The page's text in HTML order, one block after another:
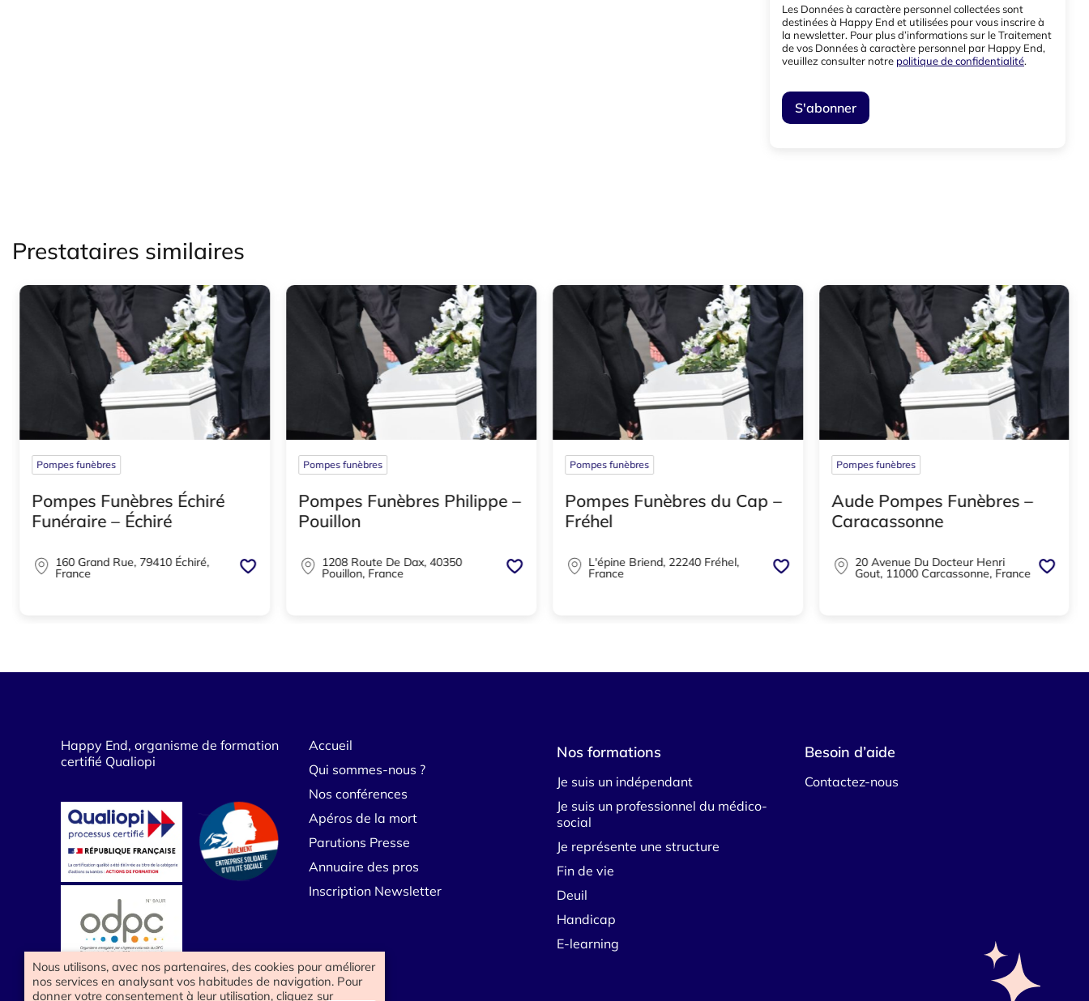
Les Données à caractère personnel collectées sont
destinées à Happy End et utilisées pour vous inscrire à
la newsletter. Pour plus d’informations sur le Traitement
de vos Données à caractère personnel par Happy End,
veuillez consulter notre politique de confidentialité.
Prestataires similaires
Pompes funèbres
Pompes Funèbres Échiré
Funéraire – Échiré
160 Grand Rue, 79410 Échiré,
France
Pompes funèbres
Pompes Funèbres Philippe –
Pouillon
1208 Route De Dax, 40350
Pouillon, France
Pompes funèbres
Pompes Funèbres du Cap –
Fréhel
L'épine Briend, 22240 Fréhel,
France
Pompes funèbres
Aude Pompes Funèbres –
Caracassonne
20 Avenue Du Docteur Henri
Gout, 11000 Carcassonne, France
Happy End, organisme de formation
certifié Qualiopi
Accueil
Qui sommes-nous ?
Nos conférences
Apéros de la mort
Parutions Presse
Annuaire des pros
Inscription Newsletter
Nos formations
Je suis un indépendant
Je suis un professionnel du médico-
social
Je représente une structure
Fin de vie
Deuil
Handicap
E-learning
Besoin d’aide
Contactez-nous
Nous utilisons, avec nos partenaires, des cookies pour améliorer
nos services en analysant vos habitudes de navigation. Pour
donner votre consentement à leur utilisation, cliquez sur